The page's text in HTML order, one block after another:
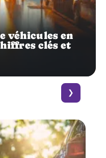
véhicules en
clés et